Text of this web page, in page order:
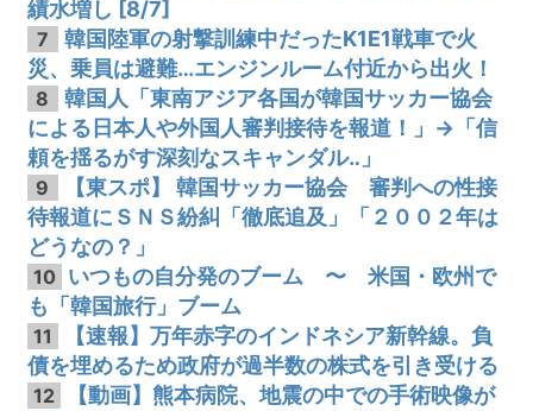
績水増し [8/7]
7
韓国陸軍の射撃訓練中だったK1E1戦車で火
災、乗員は避難…エンジンルーム付近から出火！
8
韓国人「東南アジア各国が韓国サッカー協会
による日本人や外国人審判接待を報道！」→「信
頼を揺るがす深刻なスキャンダル‥」
9
【東スポ】 韓国サッカー協会 審判への性接
待報道にＳＮＳ紛糾「徹底追及」「２００２年は
どうなの？」
10 いつもの自分発のブーム 〜 米国・欧州で
も「韓国旅行」ブーム
11
【速報】万年赤字のインドネシア新幹線。負
債を埋めるため政府が過半数の株式を引き受ける
12
【動画】熊本病院、地震の中での手術映像が